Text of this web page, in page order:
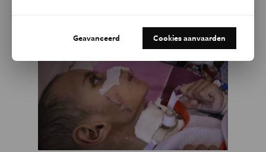
Geavanceerd Cookies aanvaarden